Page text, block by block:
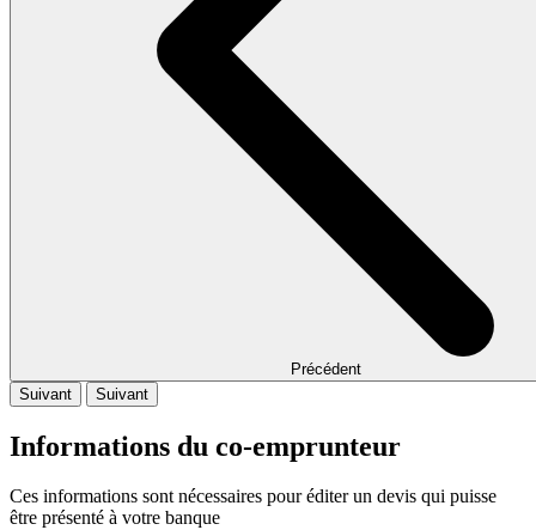
Précédent
Suivant
Suivant
Informations du co-emprunteur
Ces informations sont nécessaires pour éditer un devis qui puisse
être présenté à votre banque